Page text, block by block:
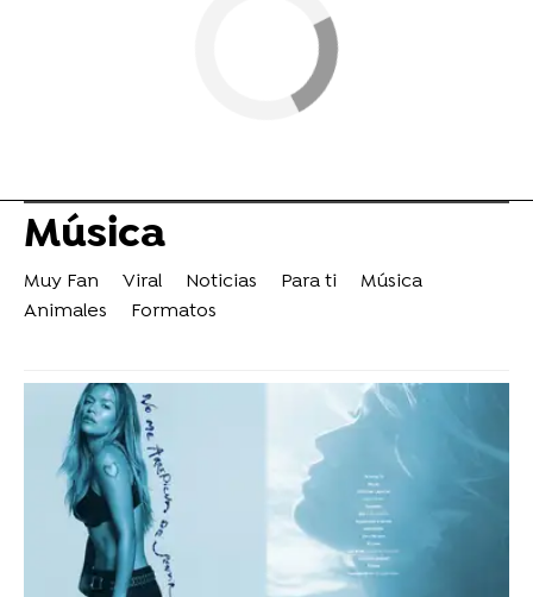
Música
Muy Fan Viral Noticias Para ti
Música
Animales
Formatos